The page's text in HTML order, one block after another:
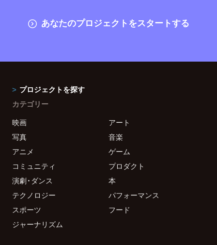
あなたのプロジェクトをスタートする
プロジェクトを探す
カテゴリー
映画
アート
写真
音楽
アニメ
ゲーム
コミュニティ
プロダクト
演劇・ダンス
本
テクノロジー
パフォーマンス
スポーツ
フード
ジャーナリズム